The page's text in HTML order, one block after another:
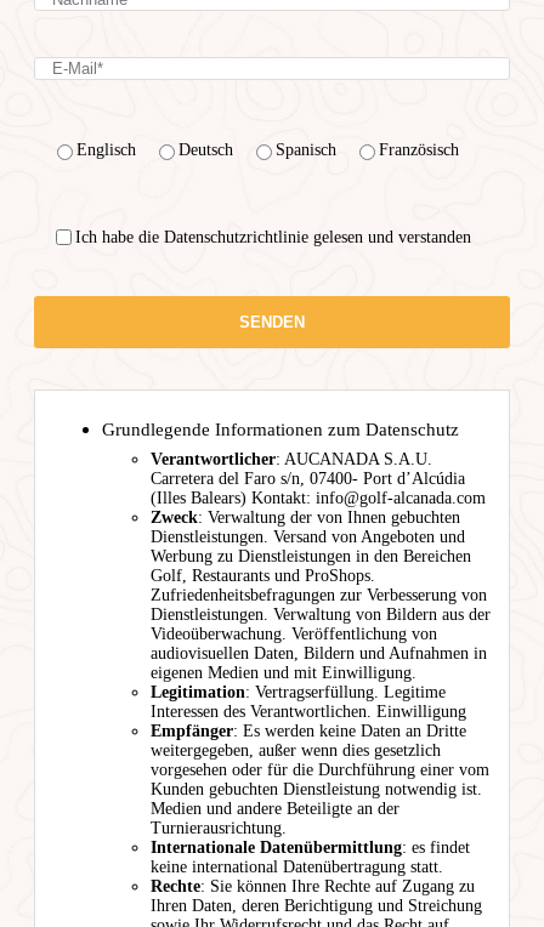
Englisch Deutsch Spanisch Französisch
Ich habe die Datenschutzrichtlinie gelesen und verstanden
Grundlegende Informationen zum Datenschutz
Verantwortlicher: AUCANADA S.A.U.
Carretera del Faro s/n, 07400- Port d’Alcúdia
(Illes Balears) Kontakt: info@golf-alcanada.com
Zweck: Verwaltung der von Ihnen gebuchten
Dienstleistungen. Versand von Angeboten und
Werbung zu Dienstleistungen in den Bereichen
Golf, Restaurants und ProShops.
Zufriedenheitsbefragungen zur Verbesserung von
Dienstleistungen. Verwaltung von Bildern aus der
Videoüberwachung. Veröffentlichung von
audiovisuellen Daten, Bildern und Aufnahmen in
eigenen Medien und mit Einwilligung.
Legitimation: Vertragserfüllung. Legitime
Interessen des Verantwortlichen. Einwilligung
Empfänger: Es werden keine Daten an Dritte
weitergegeben, außer wenn dies gesetzlich
vorgesehen oder für die Durchführung einer vom
Kunden gebuchten Dienstleistung notwendig ist.
Medien und andere Beteiligte an der
Turnierausrichtung.
Internationale Datenübermittlung: es findet
keine international Datenübertragung statt.
Rechte: Sie können Ihre Rechte auf Zugang zu
Ihren Daten, deren Berichtigung und Streichung